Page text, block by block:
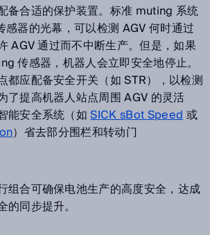
备合适的保护装置。标准 muting 系统
器的光幕，可以检测 AGV 何时通过
AGV 通过而不中断生产。但是，如果
传感器，机器人会立即安全地停止。
都应配备安全开关（如 STR），以检测
了提高机器人站点周围 AGV 的灵活
能安全系统（如SICK sBot Speed或
）省去部分围栏和转动门
组合可确保电池生产的高度安全，达成
同步提升。